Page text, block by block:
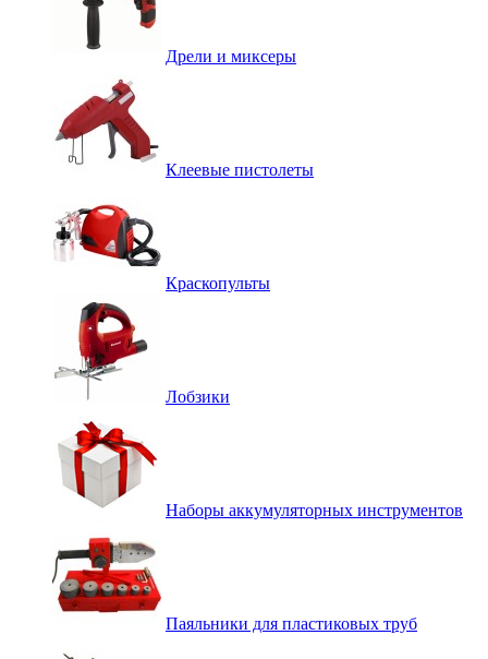
Дрели и миксеры
Клеевые пистолеты
Краскопульты
Лобзики
Наборы аккумуляторных инструментов
Паяльники для пластиковых труб